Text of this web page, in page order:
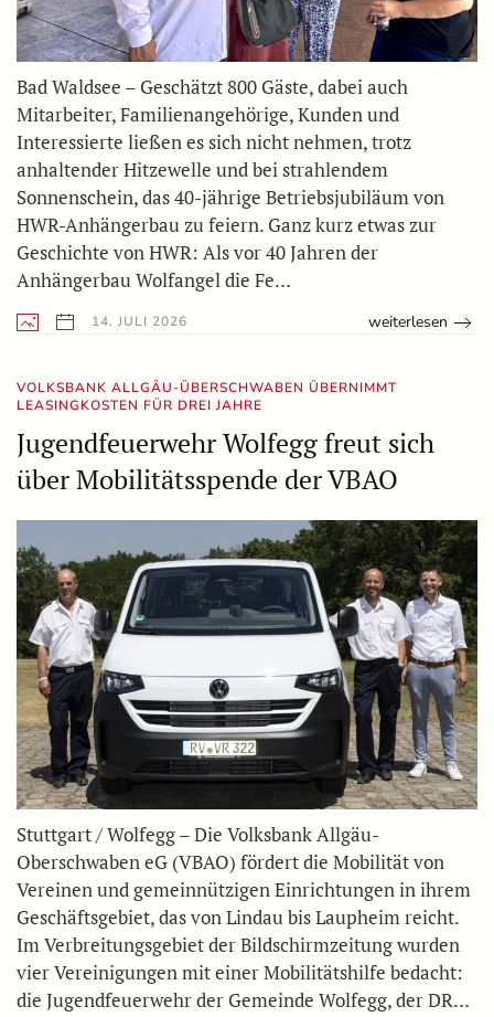
Bad Waldsee – Geschätzt 800 Gäste, dabei auch
Mitarbeiter, Familienangehörige, Kunden und
Interessierte ließen es sich nicht nehmen, trotz
anhaltender Hitzewelle und bei strahlendem
Sonnenschein, das 40-jährige Betriebsjubiläum von
HWR-Anhängerbau zu feiern. Ganz kurz etwas zur
Geschichte von HWR: Als vor 40 Jahren der
Anhängerbau Wolfangel die Fe…
14. JULI 2026 weiterlesen
VOLKSBANK ALLGÄU-ÜBERSCHWABEN ÜBERNIMMT
LEASINGKOSTEN FÜR DREI JAHRE
Jugendfeuerwehr Wolfegg freut sich
über Mobilitätsspende der VBAO
Stuttgart / Wolfegg – Die Volksbank Allgäu-
Oberschwaben eG (VBAO) fördert die Mobilität von
Vereinen und gemeinnützigen Einrichtungen in ihrem
Geschäftsgebiet, das von Lindau bis Laupheim reicht.
Im Verbreitungsgebiet der Bildschirmzeitung wurden
vier Vereinigungen mit einer Mobilitätshilfe bedacht:
die Jugendfeuerwehr der Gemeinde Wolfegg, der DR…